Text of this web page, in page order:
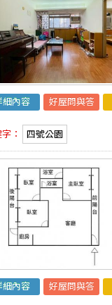
細內容 好屋問與答
： 四號公園
細內容 好屋問與答